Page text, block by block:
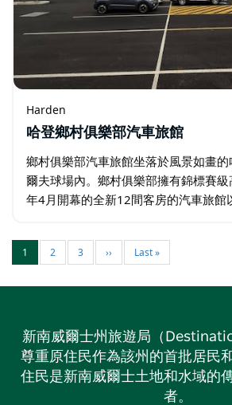
Harden
哈登鄉村俱樂部汽車旅館
鄉村俱樂部汽車旅館坐落於風景如畫
爾夫球場內。鄉村俱樂部擁有錦標賽
年4月開幕的全新12間客房的汽車旅館
視、冰箱和茶/咖啡沖泡設施…
1 2 3 ›› Last »
新南威爾士州旅遊局（
尊重原住民作為該州的首批居民
住民是新南威爾士土地和水域的
者。